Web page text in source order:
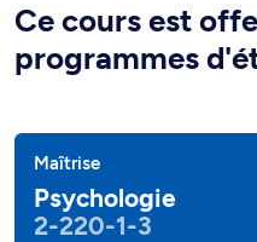
Ce cours est
programmes
Maîtrise
Psychologie
2-220-1-3